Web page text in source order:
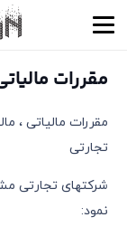
مقررات
مقررات مالیاتی ،
تجارتی
شرکتهای تجارتی
نمود: